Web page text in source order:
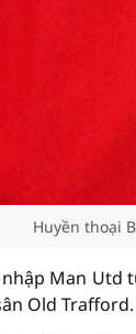
Huyền thoại
Man Utd
Old Trafford.